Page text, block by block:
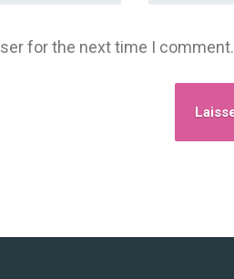
for the next time I comment.